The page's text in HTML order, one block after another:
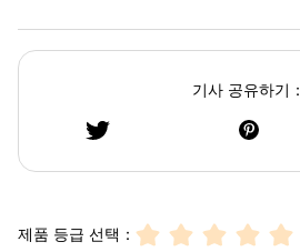
기사 공유하기：
제품 등급 선택：